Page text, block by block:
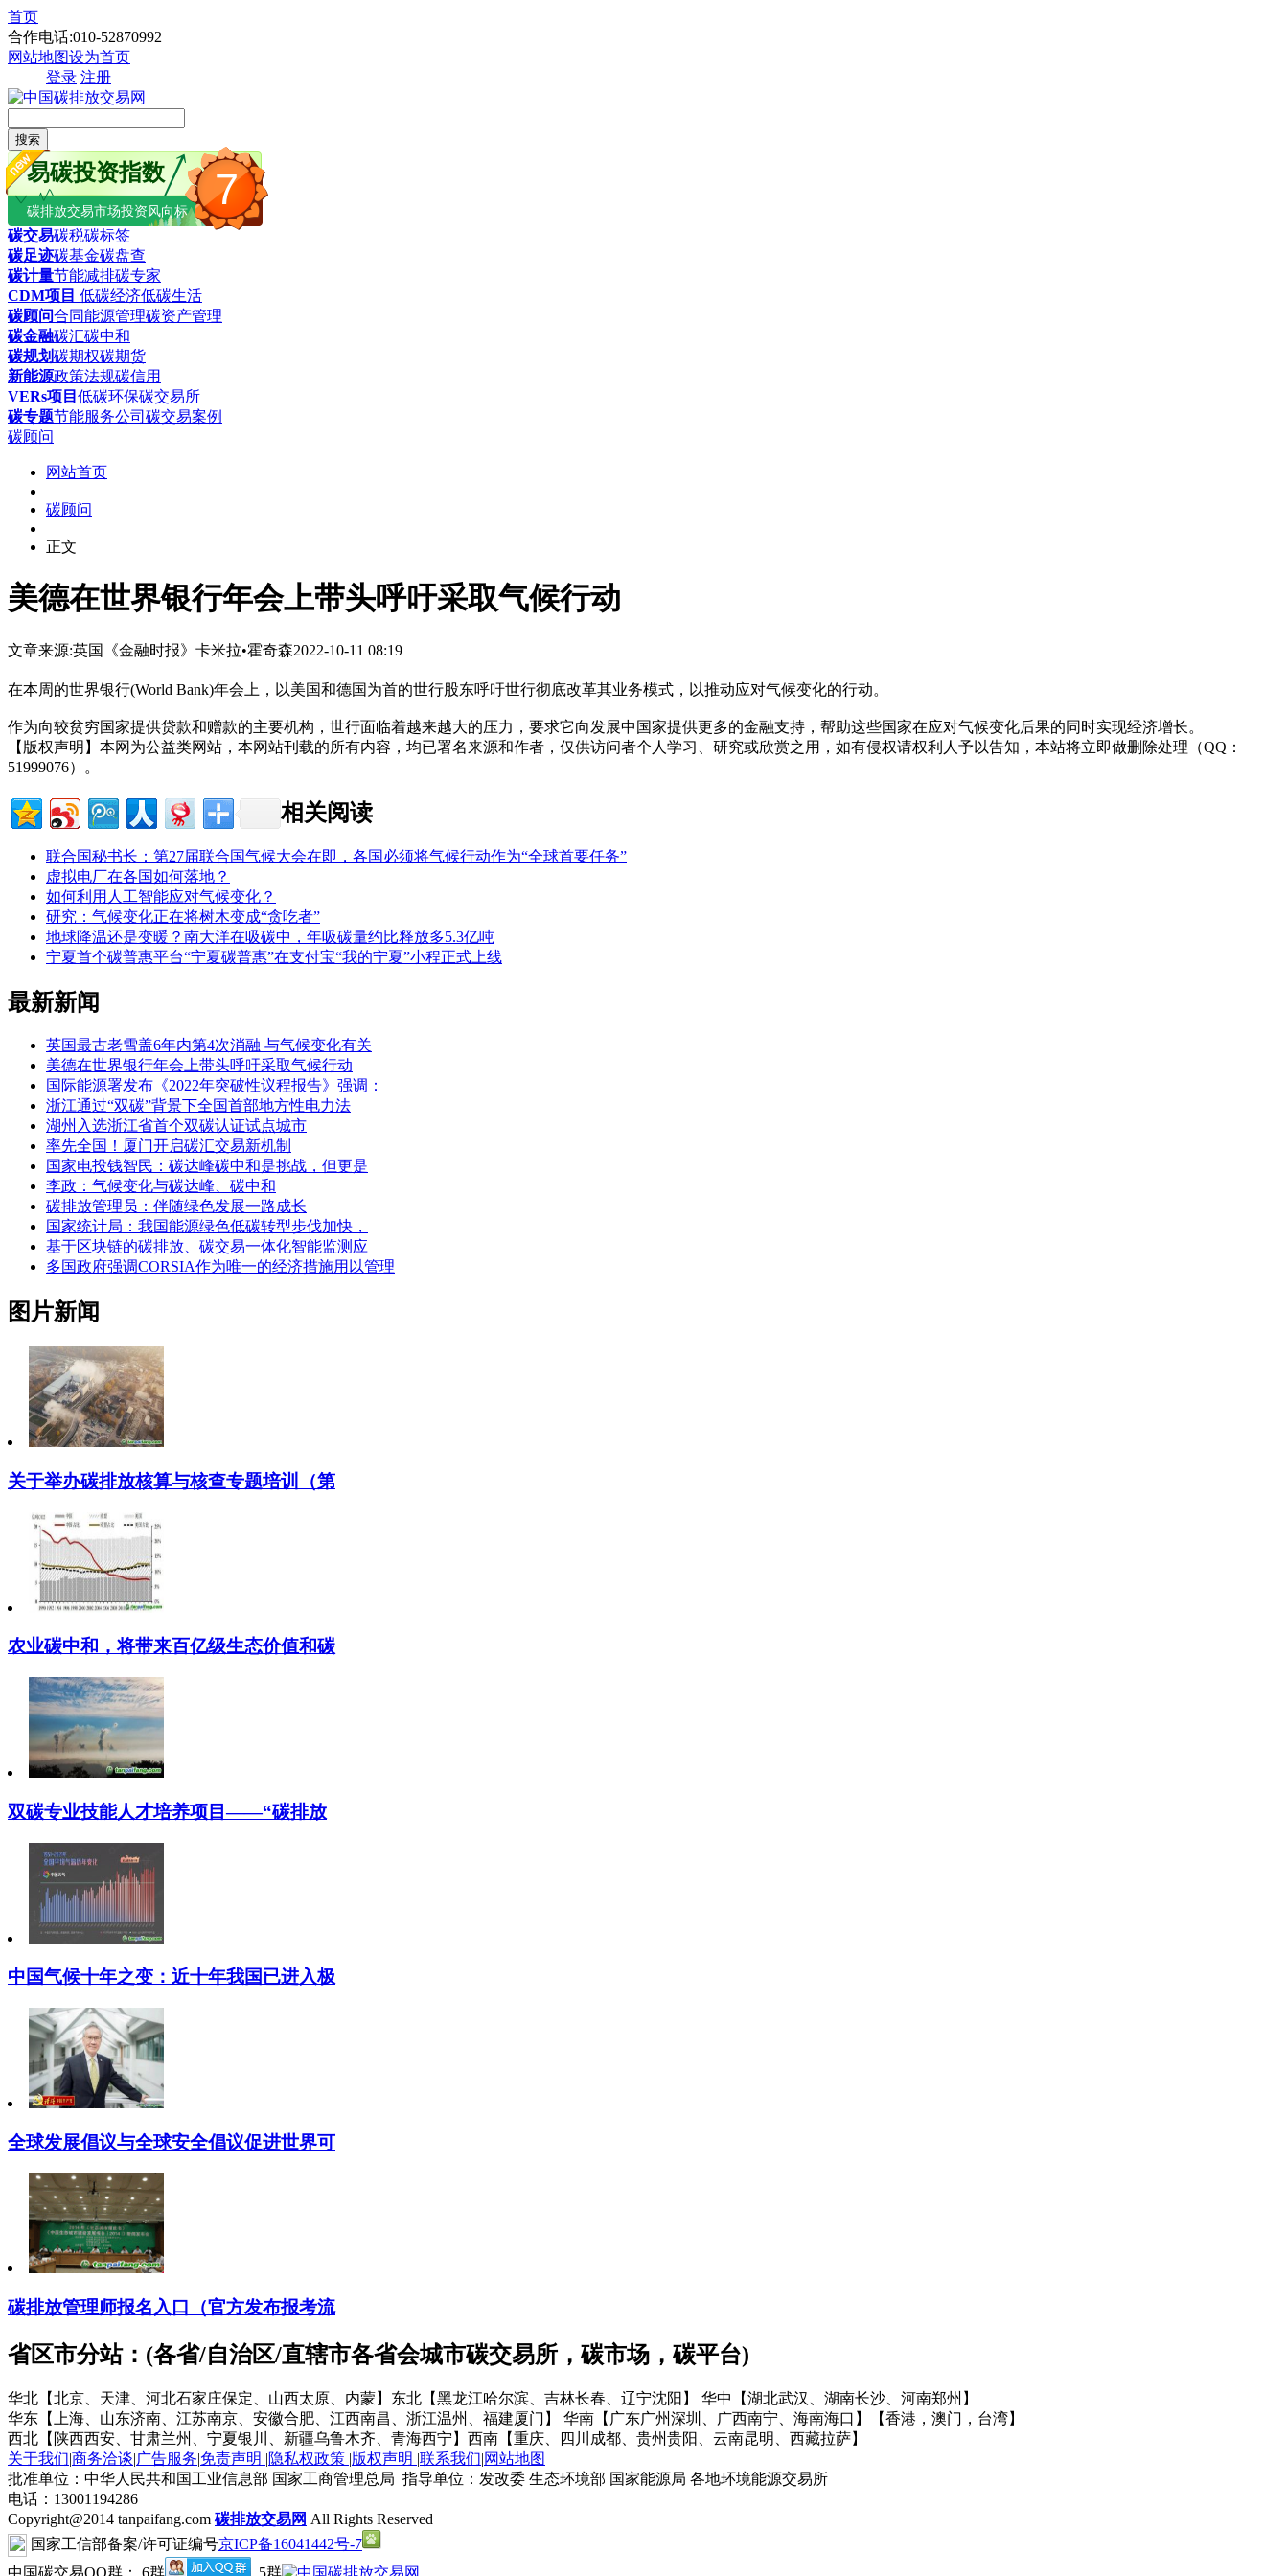
首页
合作电话:010-52870992
网站地图设为首页
登录 注册
搜索
7
易碳投资指数
碳排放交易市场投资风向标
碳交易碳税碳标签
碳足迹碳基金碳盘查
碳计量节能减排碳专家
CDM项目 低碳经济低碳生活
碳顾问合同能源管理碳资产管理
碳金融碳汇碳中和
碳规划碳期权碳期货
新能源政策法规碳信用
VERs项目 低碳环保碳交易所
碳专题节能服务公司 碳交易案例
碳顾问
网站首页
碳顾问
正文
美德在世界银行年会上带头呼吁采取气候行动
文章来源:英国《金融时报》 卡米拉•霍奇森2022-10-11 08:19
在本周的世界银行(World Bank)年会上，以美国和德国为首的世行股东呼吁世行彻底改革其业务模式，以推动应对气候变化的行动。
作为向较贫穷国家提供贷款和赠款的主要机构，世行面临着越来越大的压力，要求它向发展中国家提供更多的金融支持，帮助这些国家在应对气候变化后果的同时实现经济增长。
【版权声明】本网为公益类网站，本网站刊载的所有内容，均已署名来源和作者，仅供访问者个人学习、研究或欣赏之用，如有侵权请权利人予以告知，本站将立即做删除处理（QQ：
51999076）。
相关阅读
联合国秘书长：第27届联合国气候大会在即，各国必须将气候行动作为“全球首要任务”
虚拟电厂在各国如何落地？
如何利用人工智能应对气候变化？
研究：气候变化正在将树木变成“贪吃者”
地球降温还是变暖？南大洋在吸碳中，年吸碳量约比释放多5.3亿吨
宁夏首个碳普惠平台“宁夏碳普惠”在支付宝“我的宁夏”小程正式上线
最新新闻
英国最古老雪盖6年内第4次消融 与气候变化有关
美德在世界银行年会上带头呼吁采取气候行动
国际能源署发布《2022年突破性议程报告》强调：
浙江通过“双碳”背景下全国首部地方性电力法
湖州入选浙江省首个双碳认证试点城市
率先全国！厦门开启碳汇交易新机制
国家电投钱智民：碳达峰碳中和是挑战，但更是
李政：气候变化与碳达峰、碳中和
碳排放管理员：伴随绿色发展一路成长
国家统计局：我国能源绿色低碳转型步伐加快，
基于区块链的碳排放、碳交易一体化智能监测应
多国政府强调CORSIA作为唯一的经济措施用以管理
图片新闻
关于举办碳排放核算与核查专题培训（第
农业碳中和，将带来百亿级生态价值和碳
双碳专业技能人才培养项目——“碳排放
中国气候十年之变：近十年我国已进入极
全球发展倡议与全球安全倡议促进世界可
碳排放管理师报名入口（官方发布报考流
省区市分站：(各省/自治区/直辖市各省会城市碳交易所，碳市场，碳平台)
华北【北京、天津、河北石家庄保定、山西太原、内蒙】 东北【黑龙江哈尔滨、吉林长春、辽宁沈阳】
华中【湖北武汉、湖南长沙、河南郑州】
华东【上海、山东济南、江苏南京、安徽合肥、江西南昌、浙江温州、福建厦门】
华南【广东广州深圳、广西南宁、海南海口】
【香港，澳门，台湾】
西北【陕西西安、甘肃兰州、宁夏银川、新疆乌鲁木齐、青海西宁】 西南【重庆、四川成都、贵州贵阳、云南昆明、西藏拉萨】
关于我们|商务洽谈|广告服务|免责声明 |隐私权政策 |版权声明 |联系我们|网站地图
批准单位：中华人民共和国工业信息部 国家工商管理总局 指导单位：发改委 生态环境部 国家能源局 各地环境能源交易所
电话：13001194286
Copyright@2014 tanpaifang.com 碳排放交易网 All Rights Reserved
国家工信部备案/许可证编号京ICP备16041442号-7